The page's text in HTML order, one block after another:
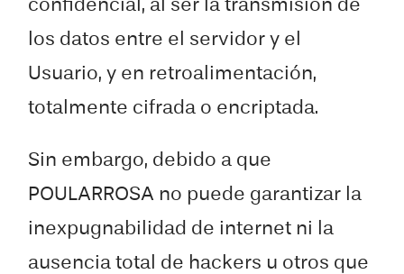
confidencial, al ser la transmisión de
los datos entre el servidor y el
Usuario, y en retroalimentación,
totalmente cifrada o encriptada.
Sin embargo, debido a que
POULARROSA no puede garantizar la
inexpugnabilidad de internet ni la
ausencia total de hackers u otros que